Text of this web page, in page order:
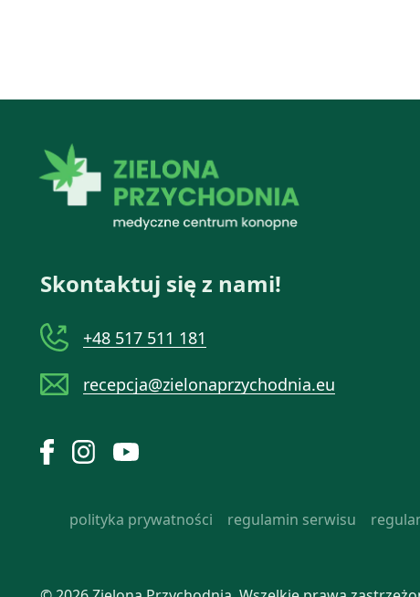
Skontaktuj się z nami!
+48 517 511 181
recepcja@zielonaprzychodnia.eu
polityka prywatności regulamin serwisu